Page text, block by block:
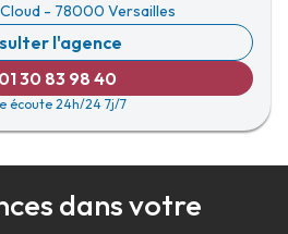
- 78000 Versailles
l'agence
01 30 83 98 40
écoute 24h/24 7j/7
dans votre